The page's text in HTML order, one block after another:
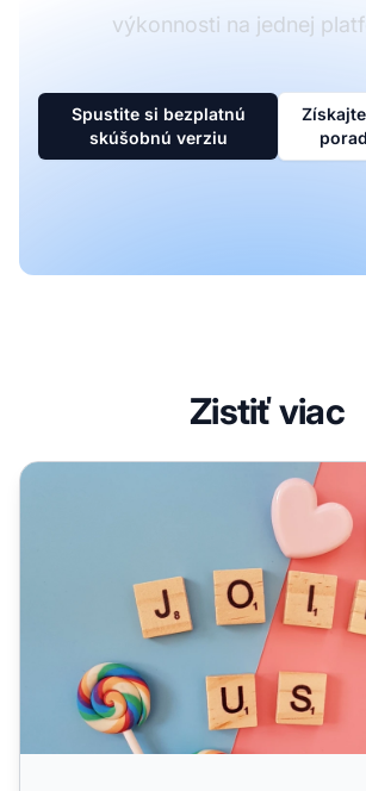
výkonnosti na jednej
Spustite si bezplatnú
skúšobnú verziu
Zistiť viac
Ako najať freelancera pre affiliate